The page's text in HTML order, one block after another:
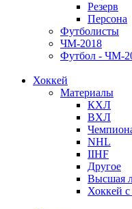
Резерв
Персона
Футболисты
ЧМ-2018
Футбол - ЧМ-
Хоккей
Материалы
КХЛ
ВХЛ
NHL
IIHF
Другое
Высшая
Хоккей